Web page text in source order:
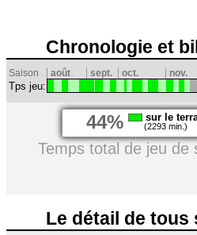
Chronologie et
Saison août sept. oct. nov.
Tps jeu:
44% sur le
(2293 min.)
Temps total de jeu de
Le détail de tous